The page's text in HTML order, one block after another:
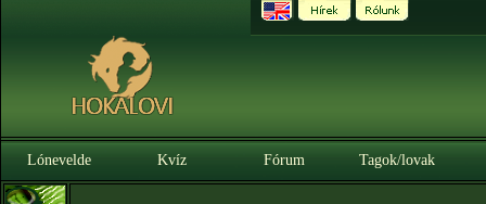
Lónevelde Kvíz Fórum Tagok/lovak